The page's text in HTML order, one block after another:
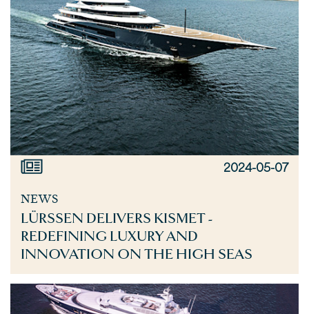
2024-05-07
NEWS
LÜRSSEN DELIVERS KISMET -
REDEFINING LUXURY AND
INNOVATION ON THE HIGH SEAS